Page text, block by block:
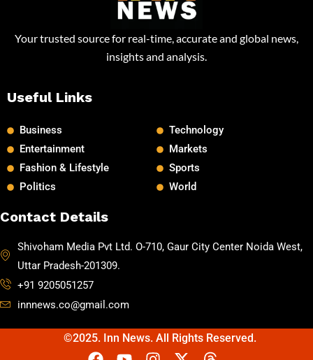
Your trusted source for real-time, accurate and global news,
insights and analysis.
Useful Links
Business
Entertainment
Fashion & Lifestyle
Politics
Technology
Markets
Sports
World
Contact Details
Shivoham Media Pvt Ltd. O-710, Gaur City Center Noida West,
Uttar Pradesh-201309.
+91 9205051257
innnews.co@gmail.com
©2025. Inn News. All Rights Reserved.